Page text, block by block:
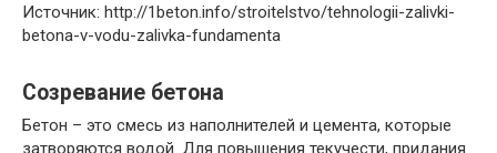
Источник: http://1beton.info/stroitelstvo/tehnologii-zalivki-
betona-v-vodu-zalivka-fundamenta
Созревание бетона
Бетон – это смесь из наполнителей и цемента, которые